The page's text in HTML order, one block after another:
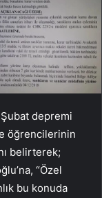
depremi
öğrencilerinin
belirterek;
“Özel
bu konuda